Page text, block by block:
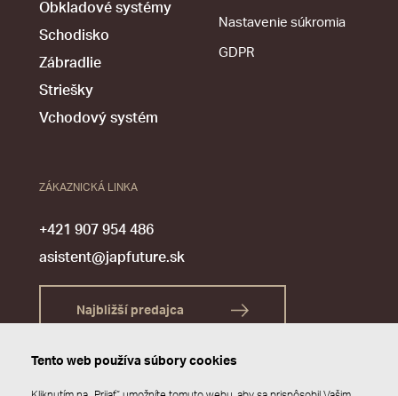
Obkladové systémy
Schodisko
Zábradlie
Striešky
Vchodový systém
Nastavenie súkromia
GDPR
ZÁKAZNICKÁ LINKA
+421 907 954 486
asistent@japfuture.sk
Najbližší predajca
Tento web používa súbory cookies